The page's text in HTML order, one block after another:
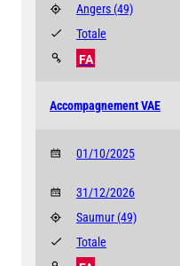
Angers (49)
FA
Totale
Accompagnement VAE
01/10/2025
31/12/2026
Saumur (49)
Totale